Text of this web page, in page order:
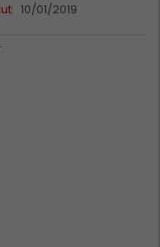
10/01/2019